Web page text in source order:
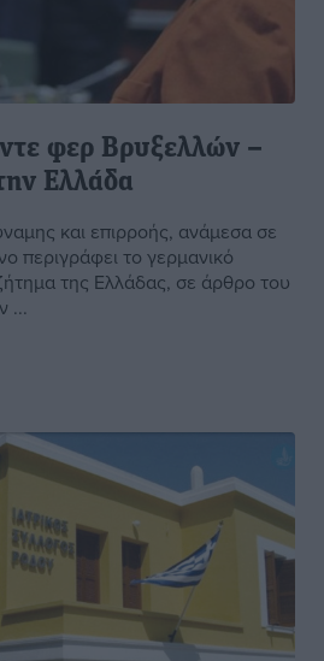
φερ Βρυξελλών –
Ελλάδα
και επιρροής, ανάμεσα σε
περιγράφει το γερμανικό
της Ελλάδας, σε άρθρο του
...